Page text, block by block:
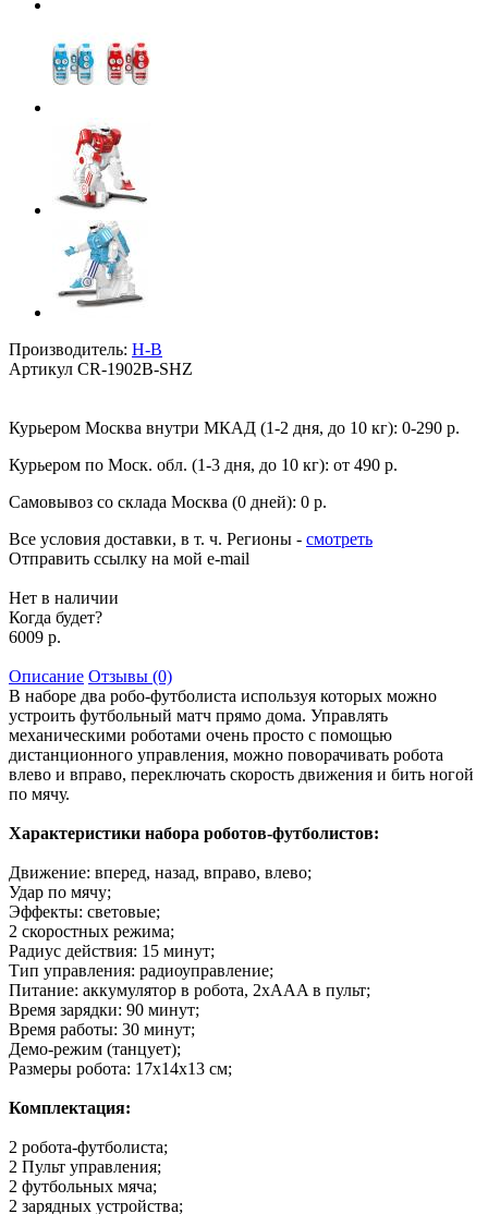
Производитель: H-B
Артикул CR-1902B-SHZ
Курьером Москва внутри МКАД (1-2 дня, до 10 кг): 0-290 р.
Курьером по Моск. обл. (1-3 дня, до 10 кг): от 490 р.
Самовывоз со склада Москва (0 дней): 0 р.
Все условия доставки, в т. ч. Регионы - смотреть
Отправить ссылку на мой e-mail
Нет в наличии
Когда будет?
6009 р.
Описание Отзывы (0)
В наборе два робо-футболиста используя которых можно
устроить футбольный матч прямо дома. Управлять
механическими роботами очень просто с помощью
дистанционного управления, можно поворачивать робота
влево и вправо, переключать скорость движения и бить ногой
по мячу.
Характеристики набора роботов-футболистов:
Движение: вперед, назад, вправо, влево;
Удар по мячу;
Эффекты: световые;
2 скоростных режима;
Радиус действия: 15 минут;
Тип управления: радиоуправление;
Питание: аккумулятор в робота, 2xAAA в пульт;
Время зарядки: 90 минут;
Время работы: 30 минут;
Демо-режим (танцует);
Размеры робота: 17x14x13 см;
Комплектация:
2 робота-футболиста;
2 Пульт управления;
2 футбольных мяча;
2 зарядных устройства;